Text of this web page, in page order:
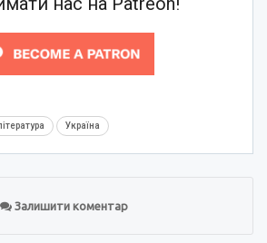
Україна
Залишити коментар